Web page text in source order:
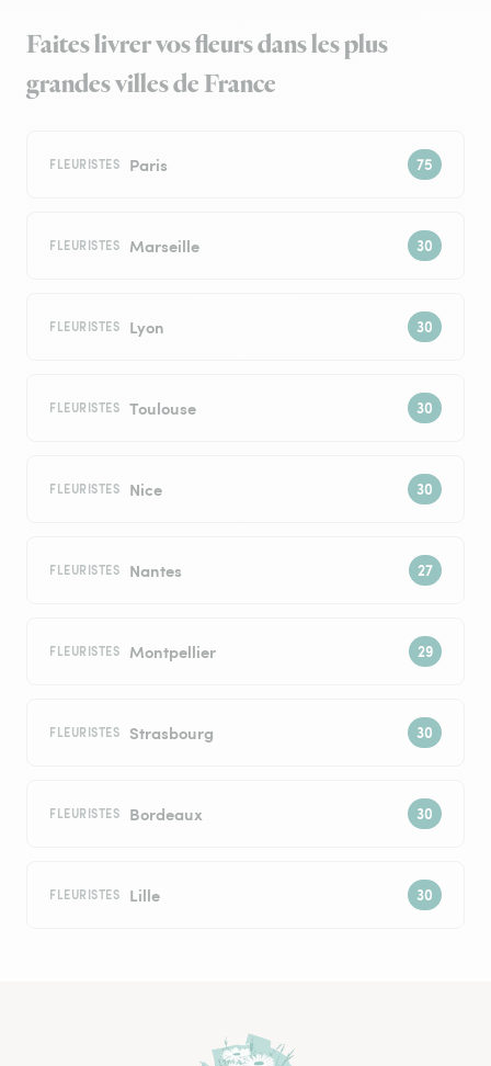
Faites livrer vos fleurs dans les plus
grandes villes de France
FLEURISTES Paris
FLEURISTES Marseille
FLEURISTES Lyon
FLEURISTES Toulouse
FLEURISTES Nice
FLEURISTES Nantes
FLEURISTES Montpellier
FLEURISTES Strasbourg
FLEURISTES Bordeaux
FLEURISTES Lille